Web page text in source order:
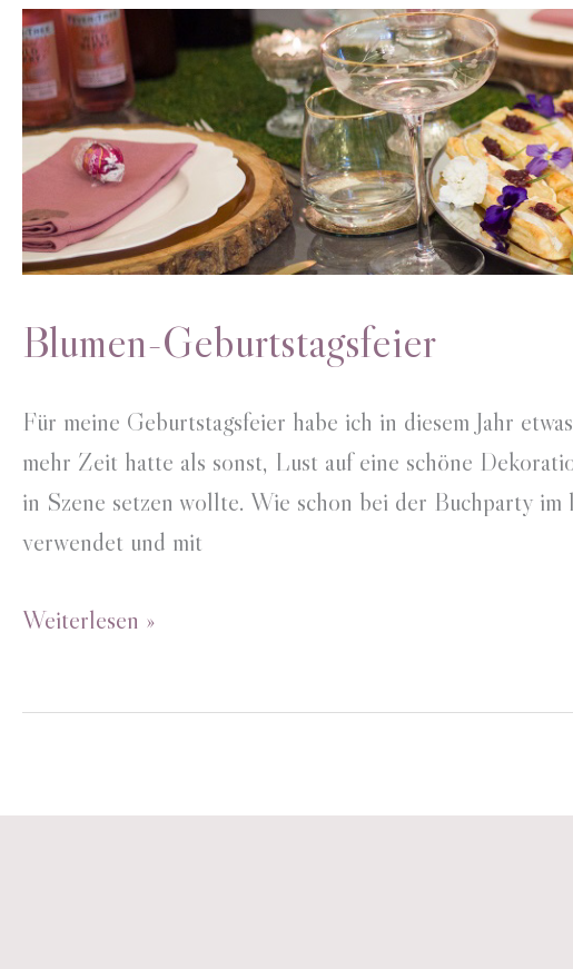
Blumen-Geburtstagsfeier
Für meine Geburtstagsfeier habe ich in diesem Jahr
mehr Zeit hatte als sonst, Lust auf eine schöne
in Szene setzen wollte. Wie schon bei der Buchparty
verwendet und mit
Blumen-
Weiterlesen »